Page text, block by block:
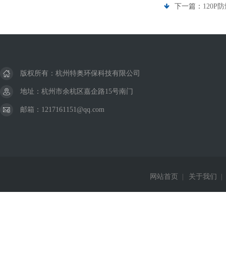
下一篇： 120P
版权所有：杭州特奥环保科技有限公司
地址：杭州市余杭区嘉企路15号南门
邮箱：1217161151@qq.com
网站首页 关于我们